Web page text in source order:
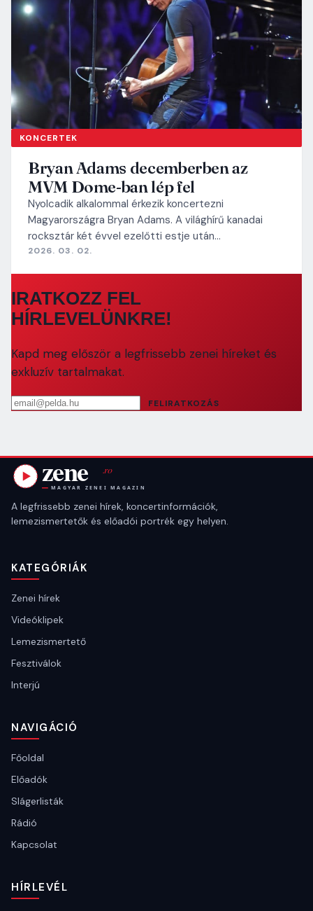
KONCERTEK
Bryan Adams decemberben az
MVM Dome-ban lép fel
Nyolcadik alkalommal érkezik koncertezni
Magyarországra Bryan Adams. A világhírű kanadai
rocksztár két évvel ezelőtti estje után…
2026. 03. 02.
IRATKOZZ FEL
HÍRLEVELÜNKRE!
Kapd meg először a legfrissebb zenei híreket és
exkluzív tartalmakat.
Email cím
FELIRATKOZÁS
A legfrissebb zenei hírek, koncertinformációk,
lemezismertetők és előadói portrék egy helyen.
KATEGÓRIÁK
Zenei hírek
Videóklipek
Lemezismertető
Fesztiválok
Interjú
NAVIGÁCIÓ
Főoldal
Előadók
Slágerlisták
Rádió
Kapcsolat
HÍRLEVÉL